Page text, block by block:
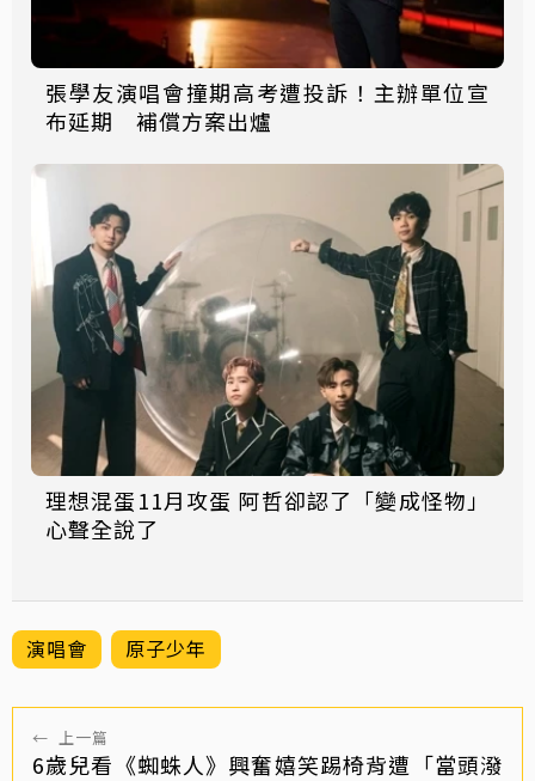
張學友演唱會撞期高考遭投訴！主辦單位宣
布延期 補償方案出爐
理想混蛋11月攻蛋 阿哲卻認了「變成怪物」
心聲全說了
演唱會 原子少年
← 上一篇
6歲兒看《蜘蛛人》興奮嬉笑踢椅背遭「當頭潑